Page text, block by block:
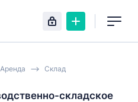
Аренда Склад
складское